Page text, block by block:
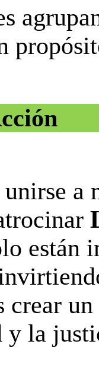
a
están
crear
la